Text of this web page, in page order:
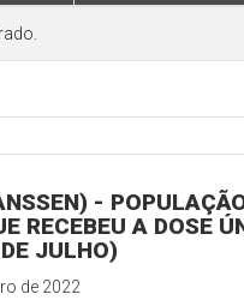
-
RECEBEU A DOSE
JULHO)
de 2022